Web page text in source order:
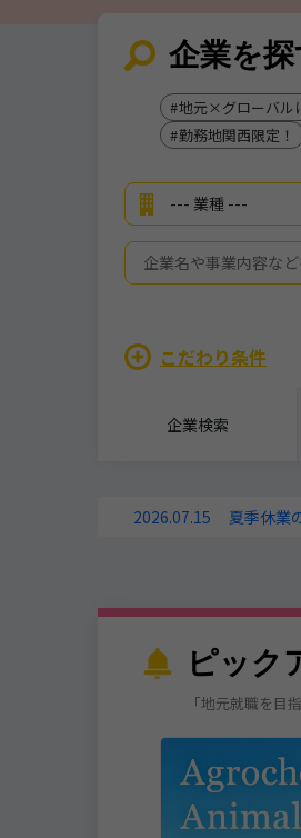
企業を探
地元×グローバル
勤務地関西限定！
こだわり条件
企業検索
2026.07.15 夏季休業
ピック
「地元就職を目